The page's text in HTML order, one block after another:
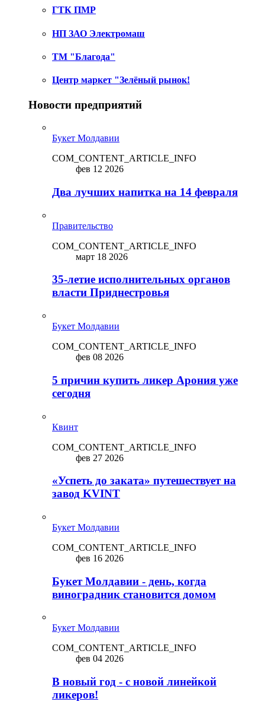
ГТК ПМР
НП ЗАО Электромаш
ТМ "Благода"
Центр маркет "Зелёный рынок!
Новости предприятий
Букет Молдавии
COM_CONTENT_ARTICLE_INFO
фев 12 2026
Два лучших напитка на 14 февраля
Правительство
COM_CONTENT_ARTICLE_INFO
март 18 2026
35-летие исполнительных органов
власти Приднестровья
Букет Молдавии
COM_CONTENT_ARTICLE_INFO
фев 08 2026
5 причин купить ликep Арония уже
сегодня
Квинт
COM_CONTENT_ARTICLE_INFO
фев 27 2026
«Успеть до заката» путешествует на
завод KVINT
Букет Молдавии
COM_CONTENT_ARTICLE_INFO
фев 16 2026
Букет Молдавии - день, когда
виноградник становится домом
Букет Молдавии
COM_CONTENT_ARTICLE_INFO
фев 04 2026
В новый год - с новой линейкой
ликepoв!